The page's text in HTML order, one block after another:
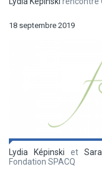
18 septembre 2019
Lydia Képinski et
Fondation SPACQ